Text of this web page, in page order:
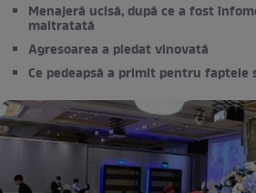
Menajeră ucisă, după ce a fost
maltratată
Agresoarea a pledat vinovată
Ce pedeapsă a primit pentru faptele